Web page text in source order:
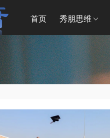
首页 秀朋思维